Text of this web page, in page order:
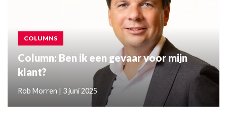
COLUMNS
Column: Ben ik een gevaar voor mijn
klant?
Rob Morren | 3 juni 2025